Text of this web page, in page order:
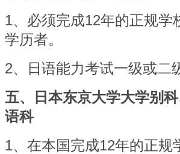
1、必须完成12年的正规学
学历者。
2、日语能力考试一级或二
五、日本东京大学大学别
语科
1、在本国完成12年的正规